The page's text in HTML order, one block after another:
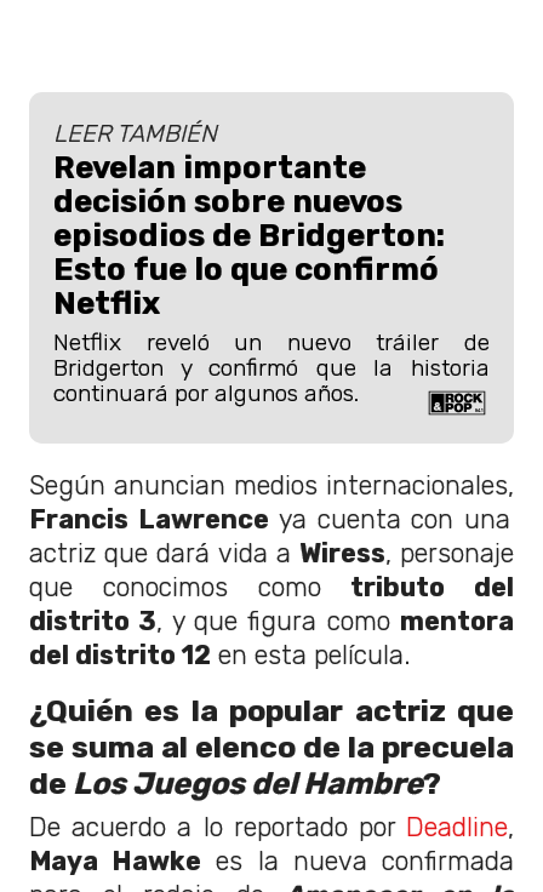
LEER TAMBIÉN
Revelan importante
decisión sobre nuevos
episodios de Bridgerton:
Esto fue lo que confirmó
Netflix
Netflix reveló un nuevo tráiler de
Bridgerton y confirmó que la historia
continuará por algunos años.
Según anuncian medios internacionales,
Francis Lawrence ya cuenta con una
actriz que dará vida a Wiress, personaje
que conocimos como tributo del
distrito 3, y que figura como mentora
del distrito 12 en esta película.
¿Quién es la popular actriz que
se suma al elenco de la precuela
de Los Juegos del Hambre?
De acuerdo a lo reportado por Deadline,
Maya Hawke es la nueva confirmada